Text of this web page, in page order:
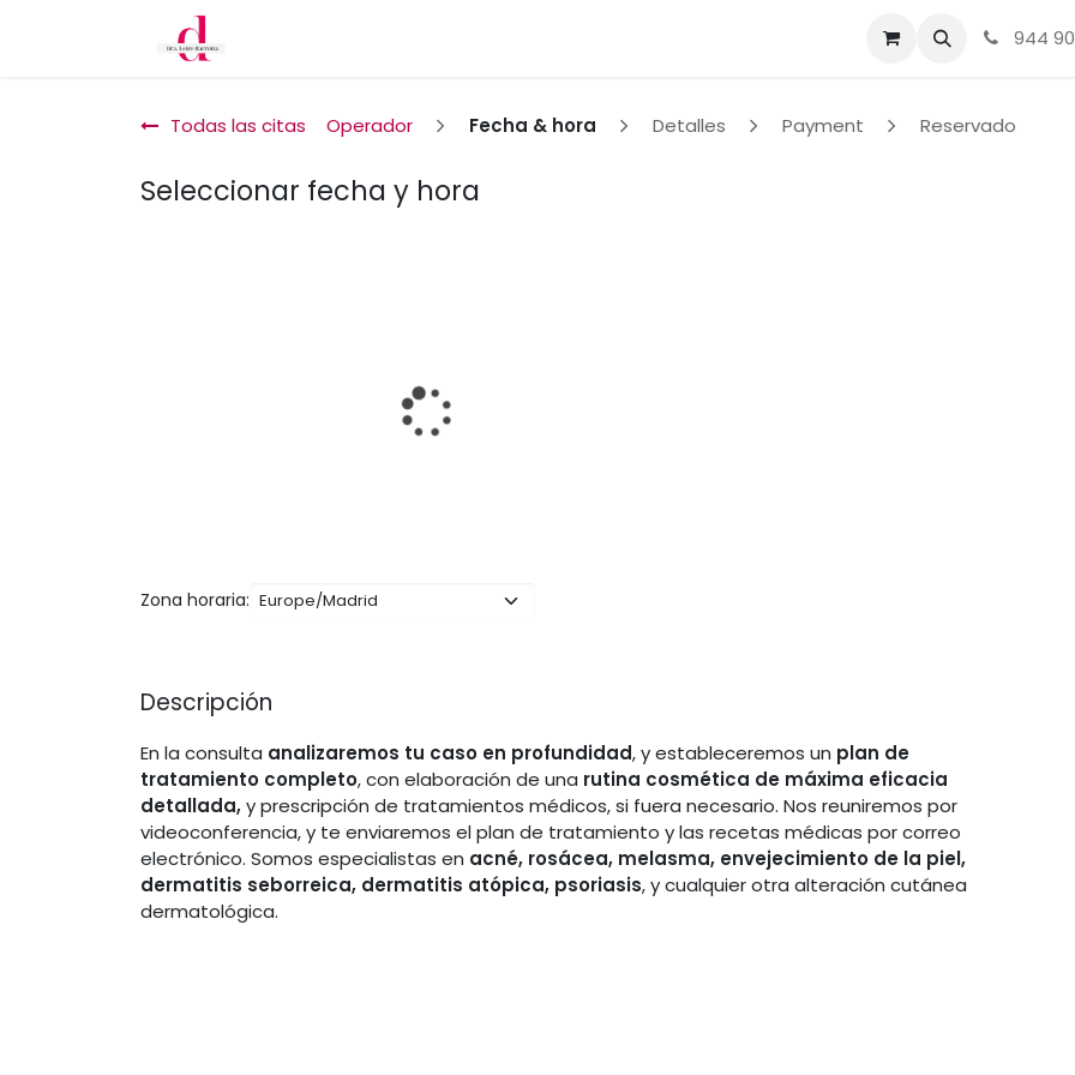
Acné, Rosácea,
944
Todas las citas Operador Fecha & hora Detalles Payment Reservado
Seleccionar fecha y hora
Zona horaria:
Descripción
En la consulta analizaremos tu caso en profundidad, y estableceremos un plan de
tratamiento completo, con elaboración de una rutina cosmética de máxima eficacia
detallada,y prescripción de tratamientos médicos, si fuera necesario. Nos reuniremos por
videoconferencia, y te enviaremos el plan de tratamiento y las recetas médicas por correo
electrónico. Somos especialistas en acné, rosácea, melasma, envejecimiento de la piel,
dermatitis seborreica, dermatitis atópica, psoriasis, y cualquier otra alteración cutánea
dermatológica.